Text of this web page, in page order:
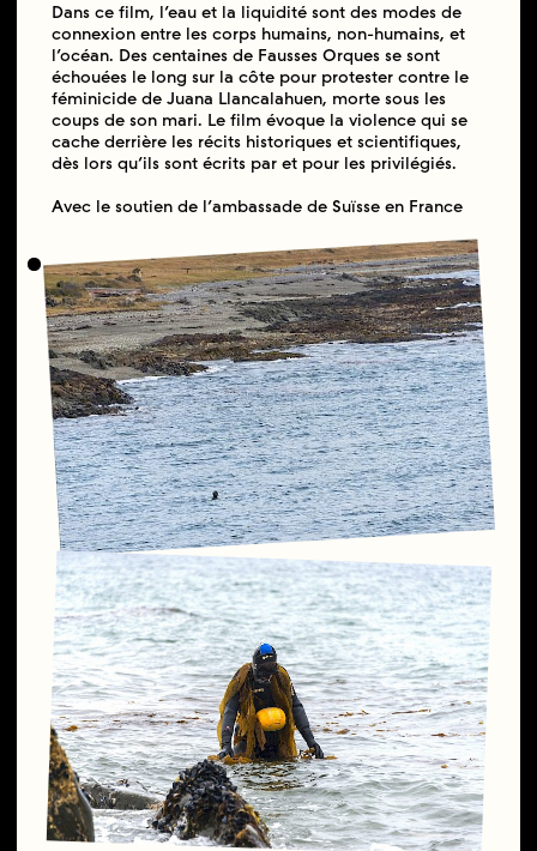
Dans ce film, l’eau et la liquidité sont des modes de
connexion entre les corps humains, non-humains, et
l’océan. Des centaines de Fausses Orques se sont
échouées le long sur la côte pour protester contre le
féminicide de Juana Llancalahuen, morte sous les
coups de son mari. Le film évoque la violence qui se
cache derrière les récits historiques et scientifiques,
dès lors qu’ils sont écrits par et pour les privilégiés.
Avec le soutien de l’ambassade de Suïsse en France